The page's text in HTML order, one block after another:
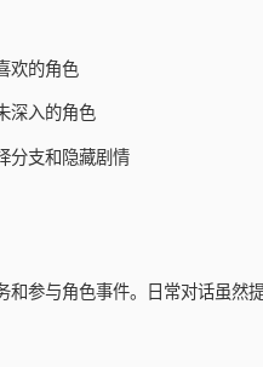
欢的角色
深入的角色
分支和隐藏剧情
和参与角色事件。日常对话虽